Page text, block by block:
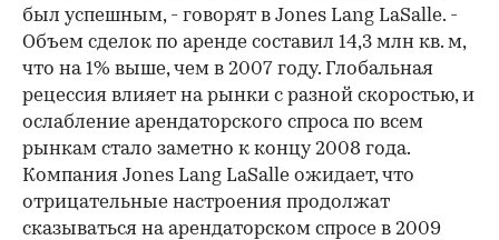
был успешным, - говорят в Jones Lang LaSalle. -
Объем сделок по аренде составил 14,3 млн кв. м,
что на 1% выше, чем в 2007 году. Глобальная
рецессия влияет на рынки с разной скоростью, и
ослабление арендаторского спроса по всем
рынкам стало заметно к концу 2008 года.
Компания Jones Lang LaSalle ожидает, что
отрицательные настроения продолжат
сказываться на арендаторском спросе в 2009